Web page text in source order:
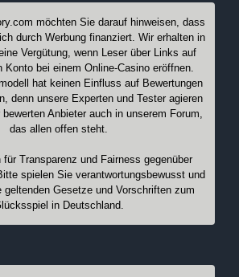
möchten Sie darauf hinweisen, dass
durch Werbung finanziert. Wir erhalten in
Vergütung, wenn Leser über Links auf
Konto bei einem Online-Casino eröffnen.
hat keinen Einfluss auf Bewertungen
denn unsere Experten und Tester agieren
Anbieter auch in unserem Forum,
das allen offen steht.
für Transparenz und Fairness gegenüber
spielen Sie verantwortungsbewusst und
geltenden Gesetze und Vorschriften zum
in Deutschland.